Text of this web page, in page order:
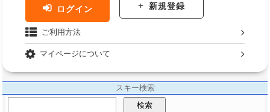
ログイン 新規登録
ご利用方法
マイページについて
スキー検索
検索